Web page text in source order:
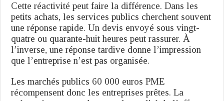
Cette réactivité peut faire la différence. Dans les
petits achats, les services publics cherchent souvent
une réponse rapide. Un devis envoyé sous vingt-
quatre ou quarante-huit heures peut rassurer. À
l’inverse, une réponse tardive donne l’impression
que l’entreprise n’est pas organisée.
Les marchés publics 60 000 euros PME
récompensent donc les entreprises prêtes. La